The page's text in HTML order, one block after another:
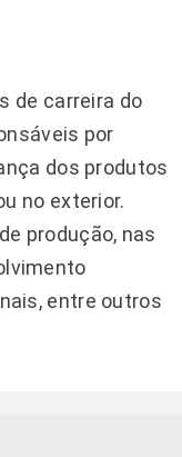
de carreira do
por
dos produtos
no exterior.
produção, nas
entre outros